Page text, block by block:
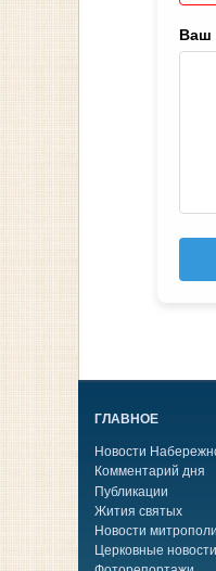
Ваш
ГЛАВНОЕ
Новости
Комментарий дня
Публикации
Жития святых
Новости
Церковные новости